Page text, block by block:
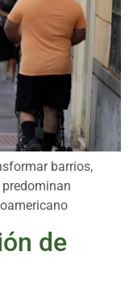
barrios,
de